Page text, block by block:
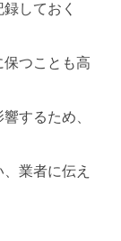
しておく
保つことも高
するため、
業者に伝え